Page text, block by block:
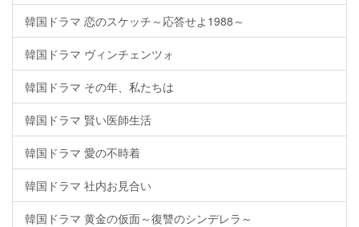
韓国ドラマ 恋のスケッチ～応答せよ1988～
韓国ドラマ ヴィンチェンツォ
韓国ドラマ その年、私たちは
韓国ドラマ 賢い医師生活
韓国ドラマ 愛の不時着
韓国ドラマ 社内お見合い
韓国ドラマ 黄金の仮面～復讐のシンデレラ～